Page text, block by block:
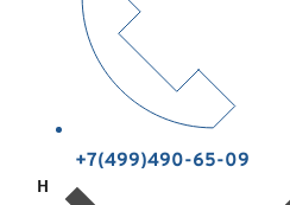
+7(499)490-65-09
Н